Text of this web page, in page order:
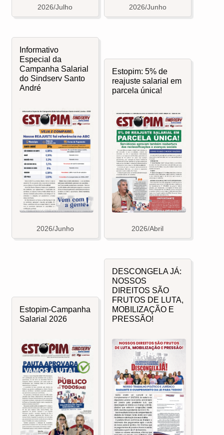
2026/Julho 2026/Junho
Informativo
Especial da
Campanha Salarial
do Sindserv Santo
André
2026/Junho
Estopim: 5% de
reajuste salarial em
parcela única!
2026/Abril
Estopim-Campanha
Salarial 2026
DESCONGELA JÁ:
NOSSOS
DIREITOS SÃO
FRUTOS DE LUTA,
MOBILIZAÇÃO E
PRESSÃO!